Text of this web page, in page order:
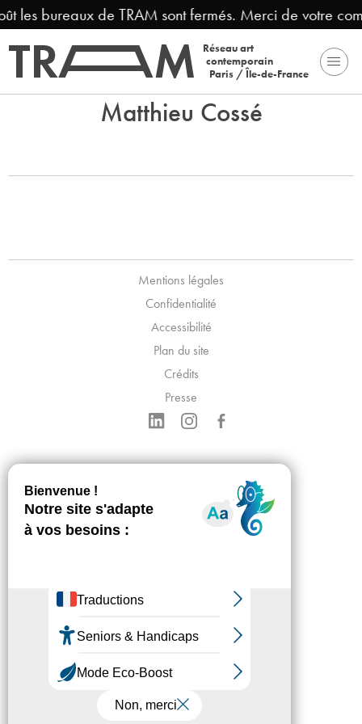
les bureaux de TRAM sont fermés. Merci de votre
Réseau art
contemporain
Paris / Île-de-France
Matthieu Cossé
Mentions légales
Confidentialité
Accessibilité
Plan du site
Crédits
Presse